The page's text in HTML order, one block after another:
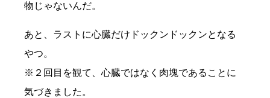
物じゃないんだ。
あと、ラストに心臓だけドックンドックンとなる
やつ。
※２回目を観て、心臓ではなく肉塊であることに
気づきました。